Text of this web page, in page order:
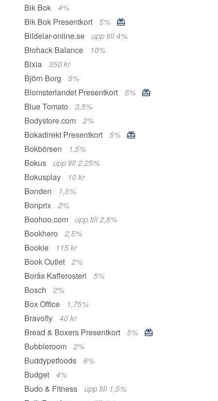
Bik Bok
4%
Bik Bok Presentkort
5%
Bildelar-online.se
upp till 4%
Biohack Balance
10%
Bixia
350 kr
Björn Borg
5%
Blomsterlandet Presentkort
5%
Blue Tomato
3,5%
Bodystore.com
2%
Bokadirekt Presentkort
5%
Bokbörsen
1,5%
Bokus
upp till 2,25%
Bokusplay
10 kr
Bonden
1,5%
Bonprix
2%
Boohoo.com
upp till 2,5%
Bookhero
2,5%
Bookie
115 kr
Book Outlet
2%
Borås Kafferosteri
5%
Bosch
2%
Box Office
1,75%
Bravofly
40 kr
Bread & Boxers Presentkort
5%
Bubbleroom
2%
Buddypetfoods
6%
Budget
4%
Budo & Fitness
upp till 1,5%